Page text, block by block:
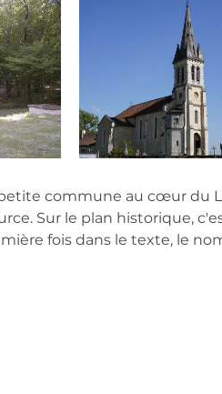
commune au cœur du
Sur le plan historique,
fois dans le texte, le